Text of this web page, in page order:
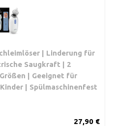
| Linderung für
Saugkraft | 2
| Geeignet für
| Spülmaschinenfest
27,90 €